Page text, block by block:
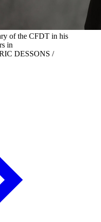
of the CFDT in his
in
DESSONS /